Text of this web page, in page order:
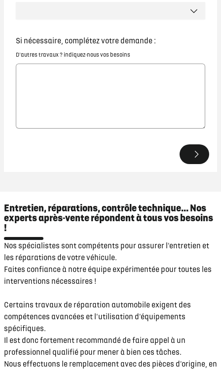
Si nécessaire, complétez votre demande :
D'autres travaux ? indiquez-nous vos besoins
Entretien, réparations, contrôle technique... Nos
experts après-vente répondent à tous vos besoins
!
Nos spécialistes sont compétents pour assurer l'entretien et
les réparations de votre véhicule.
Faites confiance à notre équipe expérimentée pour toutes les
interventions nécessaires !
Certains travaux de réparation automobile exigent des
compétences avancées et l'utilisation d'équipements
spécifiques.
Il est donc fortement recommandé de faire appel à un
professionnel qualifié pour mener à bien ces tâches.
Nous effectuons le remplacement avec des pièces d'origine, en